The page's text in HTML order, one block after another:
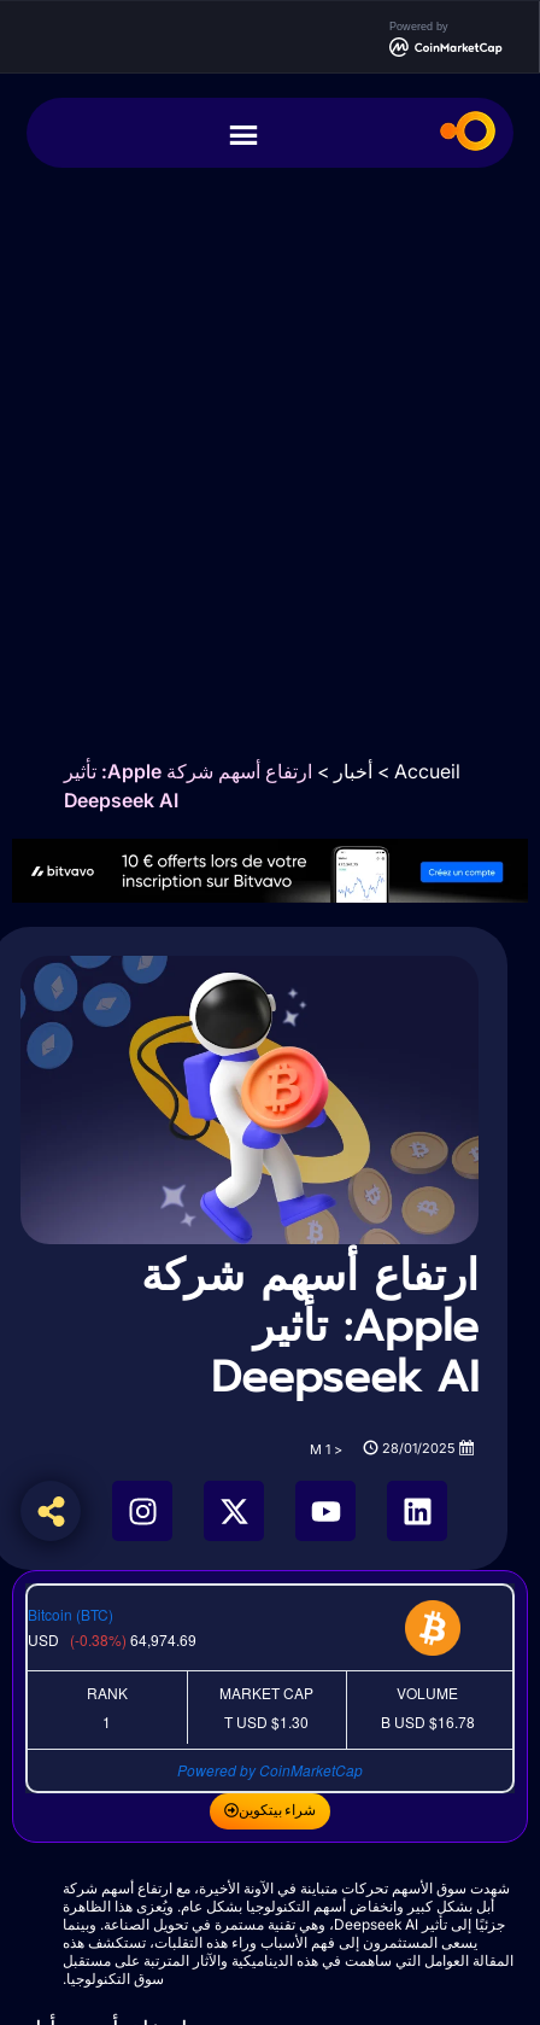
Powered by
Accueil
> أخبار>
ارتفاع أسهم شركة Apple: تأثير
Deepseek AI
ارتفاع أسهم شركة
Apple: تأثير
Deepseek AI
28/01/2025
M
Bitcoin (BTC)
64,974.69
USD (-0.38%)
RANK
MARKET CAP
$1.30 T
USD
VOLUME
$16.78 B
USD
Powered by CoinMarketCap
شراء بيتكوين
شهدت سوق الأسهم تحركات متباينة في الآونة الأخيرة، مع ارتفاع أسهم شركة
أبل بشكل كبير وانخفاض أسهم التكنولوجيا بشكل عام. ويُعزى هذا الظاهرة
جزئيًا إلى تأثير Deepseek AI، وهي تقنية مستمرة في تحويل الصناعة. وبينما
يسعى المستثمرون إلى فهم الأسباب وراء هذه التقلبات، تستكشف هذه
المقالة العوامل التي ساهمت في هذه الديناميكية والآثار المترتبة على مستقبل
سوق التكنولوجيا.